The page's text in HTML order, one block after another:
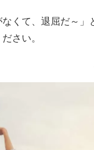
なくて、退屈だ～
さい。